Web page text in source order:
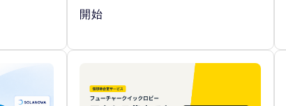
開始